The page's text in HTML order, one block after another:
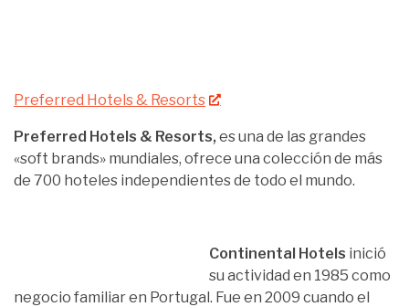
Preferred Hotels & Resorts
Preferred Hotels & Resorts, es una de las grandes
«soft brands» mundiales, ofrece una colección de más
de 700 hoteles independientes de todo el mundo.
Continental Hotels inició
su actividad en 1985 como
negocio familiar en Portugal. Fue en 2009 cuando el